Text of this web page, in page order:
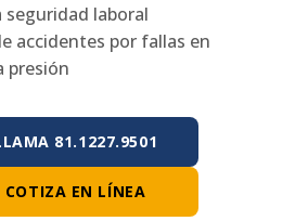
seguridad laboral
accidentes por fallas en
presión
81.1227.9501
EN LÍNEA